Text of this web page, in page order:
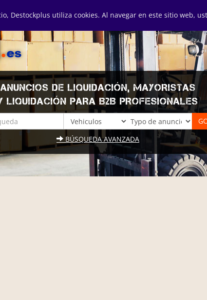
Destockplus utiliza cookies. Al navegar en este sitio web,
ANUNCIOS DE LIQUIDACIÓN, MAYORISTAS
LIQUIDACIÓN PARA B2B PROFESIONALES
BÚSQUEDA AVANZADA